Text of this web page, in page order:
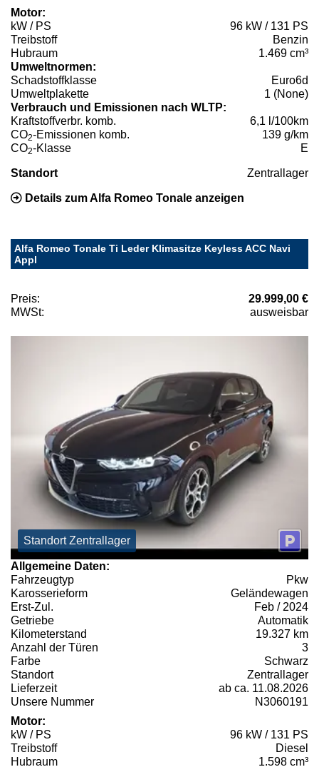
Motor:
kW / PS
96 kW / 131 PS
Treibstoff
Benzin
Hubraum
1.469 cm³
Umweltnormen:
Schadstoffklasse
Euro6d
Umweltplakette
1 (None)
Verbrauch und Emissionen nach WLTP:
Kraftstoffverbr. komb.
6,1 l/100km
CO2-Emissionen komb.
139 g/km
CO2-Klasse E
Standort Zentrallager
Details zum Alfa Romeo Tonale anzeigen
Alfa Romeo Tonale Ti Leder Klimasitze Keyless ACC Navi
Appl
Preis:
29.999,00 €
MWSt:
ausweisbar
Standort Zentrallager
Allgemeine Daten:
Fahrzeugtyp
Pkw
Karosserieform
Geländewagen
Erst-Zul.
Feb / 2024
Getriebe
Automatik
Kilometerstand
19.327 km
Anzahl der Türen
3
Farbe
Schwarz
Standort
Zentrallager
Lieferzeit
ab ca. 11.08.2026
Unsere Nummer
N3060191
Motor:
kW / PS
96 kW / 131 PS
Treibstoff
Diesel
Hubraum
1.598 cm³